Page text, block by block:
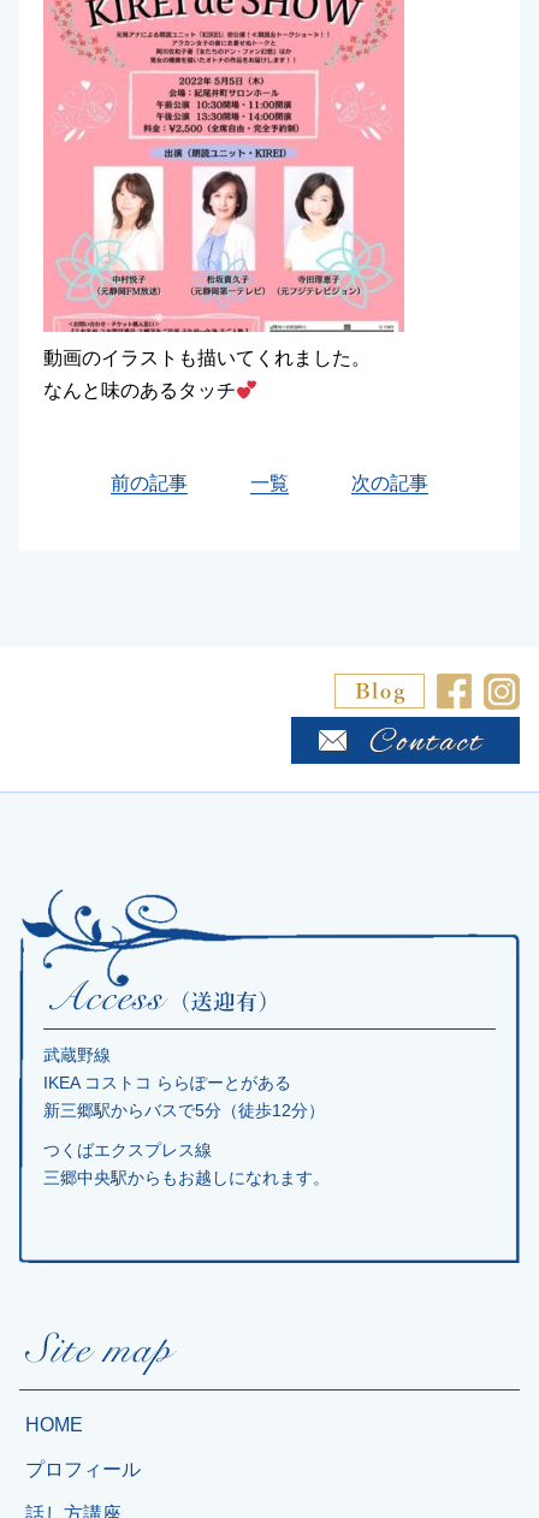
動画のイラストも描いてくれました。
なんと味のあるタッチ
前の記事 一覧 次の記事
武蔵野線
IKEA コストコ ららぽーとがある
新三郷駅からバスで5分（徒歩12分）
つくばエクスプレス線
三郷中央駅からもお越しになれます。
HOME
プロフィール
話し方講座